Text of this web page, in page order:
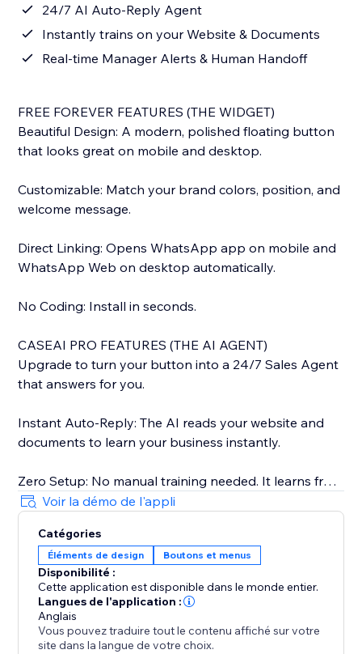
24/7 AI Auto-Reply Agent
Instantly trains on your Website & Documents
Real-time Manager Alerts & Human Handoff
FREE FOREVER FEATURES (THE WIDGET)
Beautiful Design: A modern, polished floating button
that looks great on mobile and desktop.
Customizable: Match your brand colors, position, and
welcome message.
Direct Linking: Opens WhatsApp app on mobile and
WhatsApp Web on desktop automatically.
No Coding: Install in seconds.
CASEAI PRO FEATURES (THE AI AGENT)
Upgrade to turn your button into a 24/7 Sales Agent
that answers for you.
Instant Auto-Reply: The AI reads your website and
documents to learn your business instantly.
Zero Setup: No manual training needed. It learns from
your existing content.
Human Handoff: The AI handles FAQs, but alerts you
instantly when a human manager is needed.
Sleep Soundly: Never miss a lead while you are busy
or sleeping.
Voir la démo de l'appli
Catégories
Éléments de design Boutons et menus
Disponibilité :
Cette application est disponible dans le monde entier.
Langues de l'application :
Anglais
Vous pouvez traduire tout le contenu affiché sur votre
site dans la langue de votre choix.